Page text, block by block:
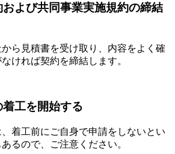
よび共同事業実施規約の締結
ら見積書を受け取り、内容をよく確
ければ契約を締結します。
着工を開始する
着工前にご自身で申請をしないとい
るので、ご注意ください。